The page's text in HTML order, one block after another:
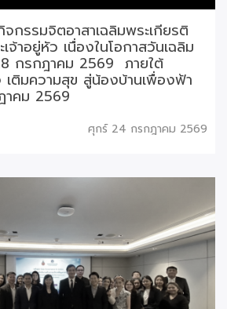
กรรมจิตอาสาเฉลิมพระเกียรติ
จ้าอยู่หัว เนื่องในโอกาสวันเฉลิม
กรกฎาคม 2569 ภายใต้
เติมความสุข สู่น้องบ้านเพื่องฟ้า
าคม 2569
ศุกร์ 24 กรกฎาคม 2569